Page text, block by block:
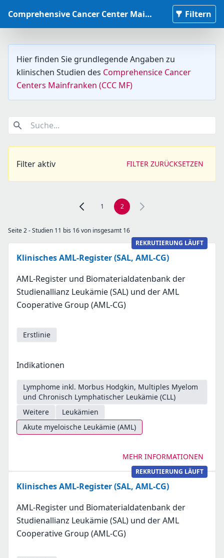
Comprehensive Cancer Center Mainfranken Studiendatenbank Filtern
Hier finden Sie grundlegende Angaben zu
klinischen Studien des Comprehensice Cancer
Centers Mainfranken (CCC MF)
Suche...
Filter aktiv FILTER ZURÜCKSETZEN
Zur vorherigen Seite, Seite 1 navigieren
1 2
Seite 2 - Studien 11 bis 16 von insgesamt 16
REKRUTIERUNG LÄUFT
Klinisches AML-Register (SAL, AML-CG)
AML-Register und Biomaterialdatenbank der
Studienallianz Leukämie (SAL) und der AML
Cooperative Group (AML-CG)
Erstlinie
Indikationen
Lymphome inkl. Morbus Hodgkin, Multiples Myelom
und Chronisch Lymphatischer Leukämie (CLL)
Weitere
Leukämien
Akute myeloische Leukämie (AML)
MEHR INFORMATIONEN
REKRUTIERUNG LÄUFT
Klinisches AML-Register (SAL, AML-CG)
AML-Register und Biomaterialdatenbank der
Studienallianz Leukämie (SAL) und der AML
Cooperative Group (AML-CG)